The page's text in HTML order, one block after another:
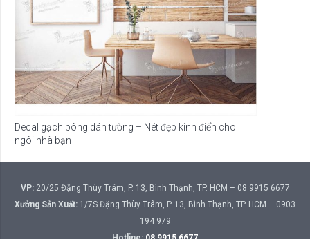
Decal gạch bông dán tường – Nét đẹp kinh điển cho
ngôi nhà bạn
VP:20/25 Đặng Thùy Trâm, P. 13, Bình Thạnh, TP. HCM – 08 9915 6677
Xưởng Sản Xuất: 1/7S Đặng Thùy Trâm, P. 13, Bình Thạnh, TP. HCM – 0903
194 979